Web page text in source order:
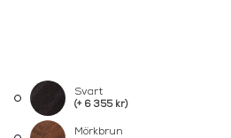
Svart
(+ 6 355 kr)
Mörkbrun